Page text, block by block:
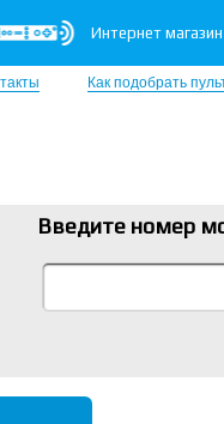
Интернет
Как подобрать
Введите номер